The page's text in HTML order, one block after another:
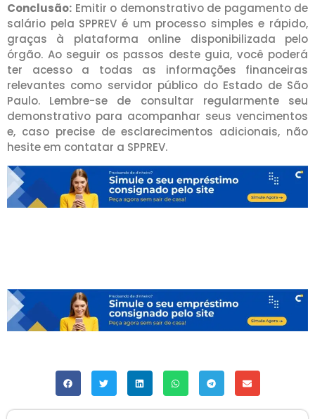
Conclusão: Emitir o demonstrativo de pagamento de
salário pela SPPREV é um processo simples e rápido,
graças à plataforma online disponibilizada pelo
órgão. Ao seguir os passos deste guia, você poderá
ter acesso a todas as informações financeiras
relevantes como servidor público do Estado de São
Paulo. Lembre-se de consultar regularmente seu
demonstrativo para acompanhar seus vencimentos
e, caso precise de esclarecimentos adicionais, não
hesite em contatar a SPPREV.